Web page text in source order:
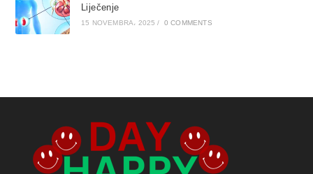
Liječenje
15 NOVEMBRA، 2025 / 0 COMMENTS